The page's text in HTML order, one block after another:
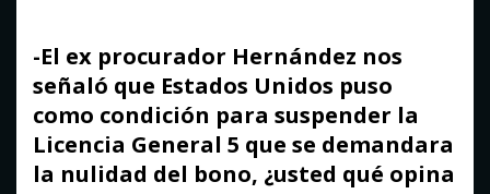
-El ex procurador Hernández nos
señaló que Estados Unidos puso
como condición para suspender la
Licencia General 5 que se demandara
la nulidad del bono, ¿usted qué opina